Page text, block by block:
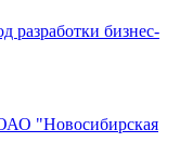
разработки бизнес-
"Новосибирская